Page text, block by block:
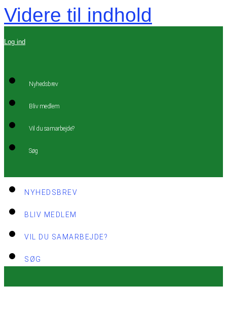
Videre til indhold
Log ind
Nyhedsbrev
Bliv medlem
Vil du samarbejde?
Søg
NYHEDSBREV
BLIV MEDLEM
VIL DU SAMARBEJDE?
SØG